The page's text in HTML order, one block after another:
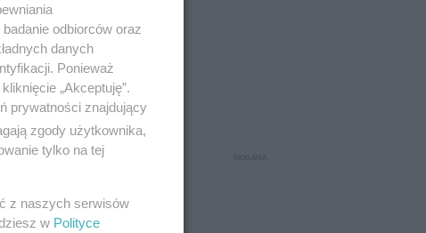
odbiorców oraz
danych
Ponieważ
„Akceptuję”.
prywatności znajdujący
zgody użytkownika,
tylko na tej
z naszych serwisów
w Polityce